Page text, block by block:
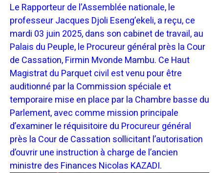
Le Rapporteur de l’Assemblée nationale, le
professeur Jacques Djoli Eseng’ekeli, a reçu, ce
mardi 03 juin 2025, dans son cabinet de travail, au
Palais du Peuple, le Procureur général près la Cour
de Cassation, Firmin Mvonde Mambu. Ce Haut
Magistrat du Parquet civil est venu pour être
auditionné par la Commission spéciale et
temporaire mise en place par la Chambre basse du
Parlement, avec comme mission principale
d’examiner le réquisitoire du Procureur général
près la Cour de Cassation sollicitant l’autorisation
d’ouvrir une instruction à charge de l’ancien
ministre des Finances Nicolas KAZADI.